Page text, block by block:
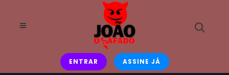
ENTRAR ASSINE JÁ